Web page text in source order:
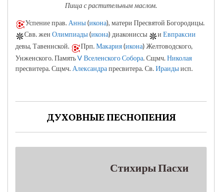
Пища с растительным маслом.
Успение прав. Анны(икона), матери Пресвятой Богородицы.
Свв. жен Олимпиады(икона) диакониссы и Евпраксии
девы, Тавеннской.
Прп.Макария(икона) Желтоводского,
Унженского. ПамятьV Вселенского Собора. Сщмч.Николая
пресвитера. Сщмч. Александрапресвитера. Св.Ираидыисп.
ДУХОВНЫЕ ПЕСНОПЕНИЯ
Стихиры Пасхи